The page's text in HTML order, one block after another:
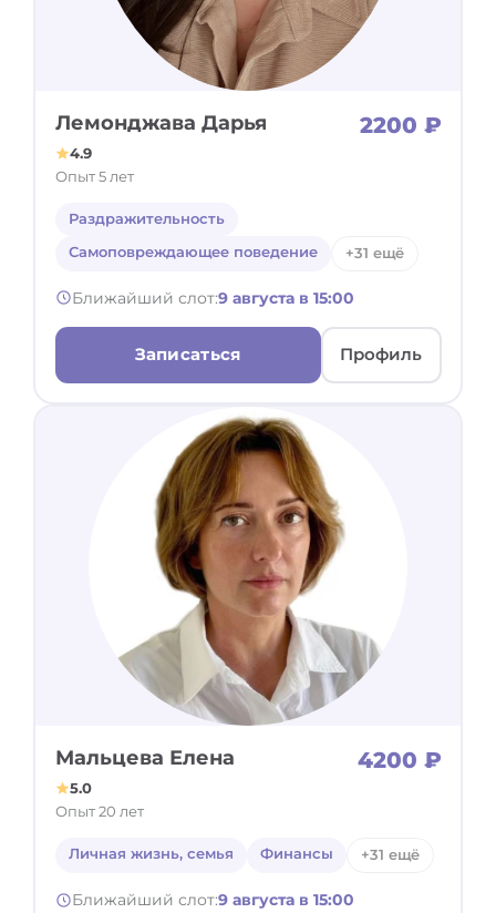
эмоциональные поступки
Системная семейная терапия
Нарративная терапия
Экзистенциальная и логотерапия
Краткосрочная терапия
Гипнотерапия
Майндфулнесс
Другое
Транзактный анализ
Лемонджава Дарья 2200 ₽
4.9
Опыт 5 лет
Раздражительность
Самоповреждающее поведение
+31 ещё
Ближайший слот:9 августа в 15:00
Записаться Профиль
Мальцева Елена 4200 ₽
5.0
Опыт 20 лет
Личная жизнь, семья Финансы +31 ещё
Ближайший слот:9 августа в 15:00